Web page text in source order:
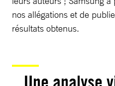
nos allégations et de
résultats obtenus.